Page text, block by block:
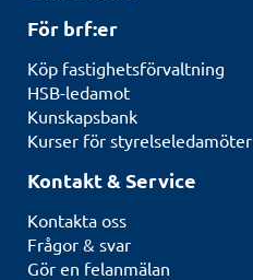
För brf:er
Köp fastighetsförvaltning
HSB-ledamot
Kunskapsbank
Kurser för styrelseledamöter
Kontakt & Service
Kontakta oss
Frågor & svar
Gör en felanmälan